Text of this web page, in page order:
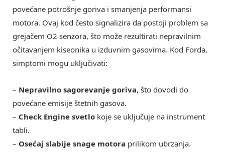
povećane potrošnje goriva i smanjenja performansi
motora. Ovaj kod često signalizira da postoji problem sa
grejačem O2 senzora, što može rezultirati nepravilnim
očitavanjem kiseonika u izduvnim gasovima. Kod Forda,
simptomi mogu uključivati:
– Nepravilno sagorevanje goriva, što dovodi do
povećane emisije štetnih gasova.
– Check Engine svetlo koje se uključuje na instrument
tabli.
– Osećaj slabije snage motora prilikom ubrzanja.